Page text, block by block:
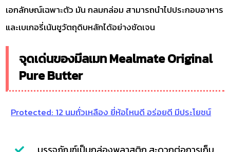
เอกลักษณ์เฉพาะตัว มัน กลมกล่อม สามารถนำไปประกอบอาหาร
และเบเกอรี่เน้นชูวัตถุดิบหลักได้อย่างชัดเจน
จุดเด่นของมีลเมท Mealmate Original
Pure Butter
Protected: 12 นมถั่วเหลือง ยี่ห้อไหนดี อร่อยดี มีประโยชน์